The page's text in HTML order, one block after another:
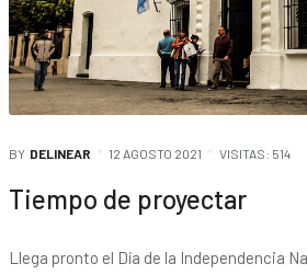
BY DELINEAR 12 AGOSTO 2021 VISITAS: 514
Tiempo de proyectar
Llega pronto el Día de la Independencia